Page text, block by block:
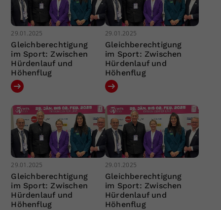
29.01.2025
Gleichberechtigung
im Sport: Zwischen
Hürdenlauf und
Höhenflug
29.01.2025
Gleichberechtigung
im Sport: Zwischen
Hürdenlauf und
Höhenflug
29.01.2025
Gleichberechtigung
im Sport: Zwischen
Hürdenlauf und
Höhenflug
29.01.2025
Gleichberechtigung
im Sport: Zwischen
Hürdenlauf und
Höhenflug